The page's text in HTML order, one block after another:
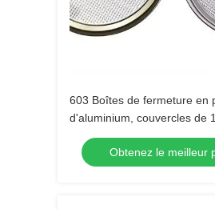
603 Boîtes de fermeture en
d'aluminium, couvercles de
Obtenez le meilleur